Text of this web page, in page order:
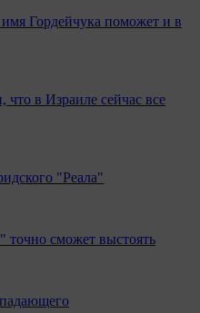
Гордейчука поможет и в
в Израиле сейчас все
"Реала"
сможет выстоять